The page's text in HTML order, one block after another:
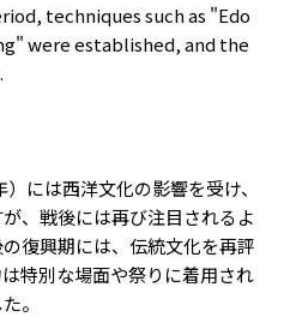
techniques such as "Edo
were established, and the
）には西洋文化の影響を受け、
、戦後には再び注目されるよ
復興期には、伝統文化を再評
特別な場面や祭りに着用され
。